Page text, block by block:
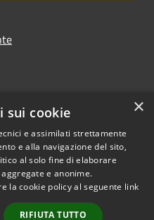
Copyright © 2026 • Comune di
Casale Marittimo • Powered by
Municipium• Accesso
×
sui cookie
e assimilati strettamente
e alla navigazione del sito,
al solo fine di elaborare
e anonime.
la cookie policy al seguente link
RIFIUTA TUTTO